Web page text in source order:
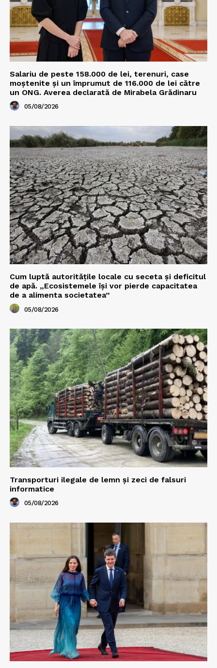
Salariu de peste 158.000 de lei, terenuri, case
moștenite și un împrumut de 116.000 de lei către
un ONG. Averea declarată de Mirabela Grădinaru
05/08/2026
Cum luptă autoritățile locale cu seceta și deficitul
de apă. „Ecosistemele își vor pierde capacitatea
de a alimenta societatea”
05/08/2026
Transporturi ilegale de lemn și zeci de falsuri
informatice
05/08/2026